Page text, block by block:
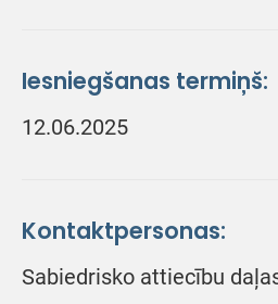
Iesniegšanas termiņš:
12.06.2025
Kontaktpersonas:
Sabiedrisko attiecību